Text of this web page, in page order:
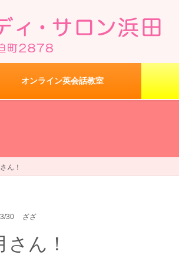
オンライン英会話教室
ん！
30 ざざ
ん！